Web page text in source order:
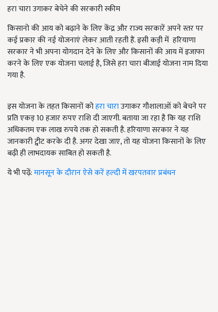
हरा चारा उगाकर बेचेने की सरकारी स्कीम
किसानो की आय को बढ़ाने के लिए केंद्र और राज्य सरकारें अपने स्तर पर
कई प्रकार की नई योजनाएं लेकर आती रहती हैं. इसी कड़ी में हरियाणा
सरकार ने भी अपना योगदान देने के लिए और किसानों की आय में इजाफा
करने के लिए एक योजना चलाई है, जिसे हरा चारा बीजाई योजना नाम दिया
गया है.
इस योजना के तहत किसानों कोहरा चाराउगाकर गौशालाओं को बेचने पर
प्रति एकड़ 10 हजार रुपए राशि दी जाएगी. बताया जा रहा है कि यह राशि
अधिकतम एक लाख रुपये तक हो सकती है. हरियाणा सरकार ने यह
जानकारी ट्वीट करके दी है. अगर देखा जाए, तो यह योजना किसानों के लिए
बढ़ी ही लाभदायक साबित हो सकती है.
ये भी पढ़ें:मानसून के दौरान ऐसे करें हल्दी में खरपतवार प्रबंधन